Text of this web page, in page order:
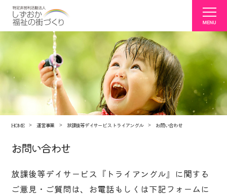
HOME 運営事業 放課後等デイサービス トライアングル お問い合わせ
お問い合わせ
放課後等デイサービス『トライアングル』に関する
ご意見・ご質問は、お電話もしくは下記フォームに